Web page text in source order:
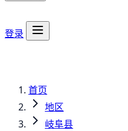
登录
首页
地区
岐阜县